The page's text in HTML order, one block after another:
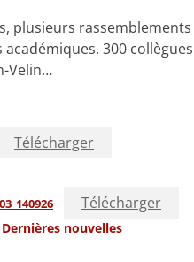
plusieurs
300
Velin…
Télécharger
Télécharger
Dernières nouvelles